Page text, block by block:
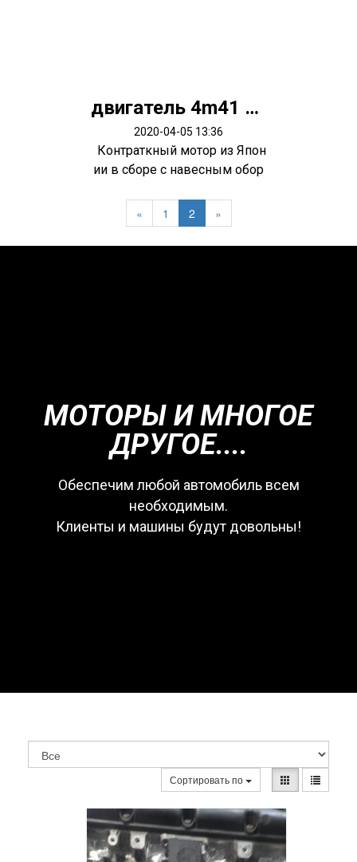
двигатель 4m41 Pajero 3
2020-04-05 13:36
Контраткный мотор из Япон
ии в сборе с навесным обор
« 1 2 »
МОТОРЫ И МНОГОЕ
ДРУГОЕ....
Обеспечим любой автомобиль всем
необходимым.
Клиенты и машины будут довольны!
Сортировать по